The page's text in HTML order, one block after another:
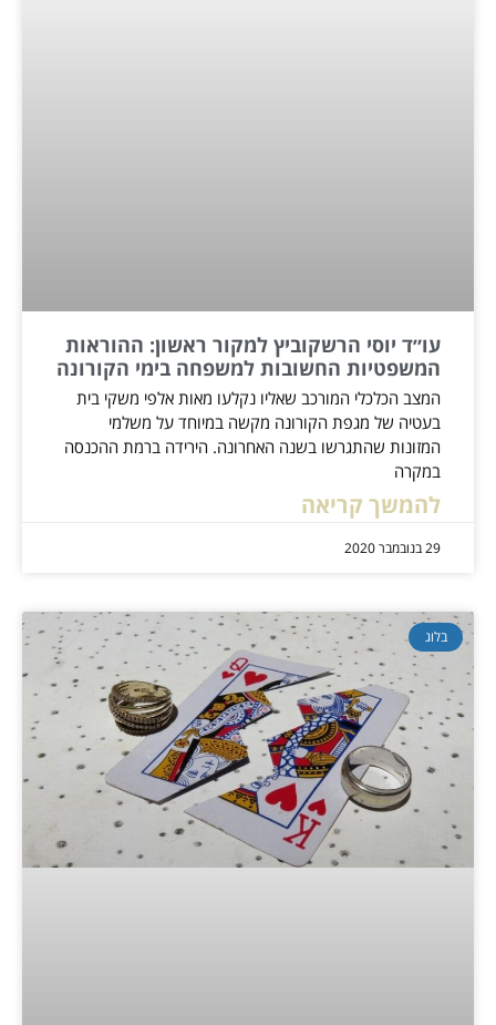
עו״ד יוסי הרשקוביץ למקור ראשון: ההוראות
המשפטיות החשובות למשפחה בימי הקורונה
המצב הכלכלי המורכב שאליו נקלעו מאות אלפי משקי בית
בעטיה של מגפת הקורונה מקשה במיוחד על משלמי
המזונות שהתגרשו בשנה האחרונה. הירידה ברמת ההכנסה
במקרה
להמשך קריאה
29 בנובמבר 2020
בלוג